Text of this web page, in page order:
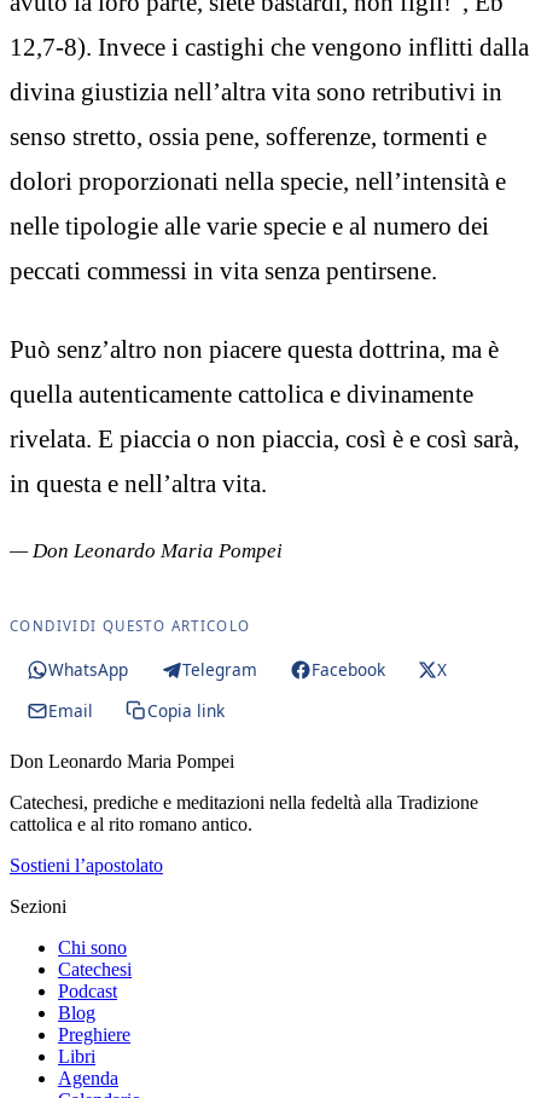
12,7-8). Invece i castighi che vengono inflitti dalla
divina giustizia nell’altra vita sono retributivi in
senso stretto, ossia pene, sofferenze, tormenti e
dolori proporzionati nella specie, nell’intensità e
nelle tipologie alle varie specie e al numero dei
peccati commessi in vita senza pentirsene.
Può senz’altro non piacere questa dottrina, ma è
quella autenticamente cattolica e divinamente
rivelata. E piaccia o non piaccia, così è e così sarà,
in questa e nell’altra vita.
— Don Leonardo Maria Pompei
CONDIVIDI QUESTO ARTICOLO
WhatsApp Telegram Facebook
X
Email
Copia link
Don Leonardo Maria Pompei
Catechesi, prediche e meditazioni nella fedeltà alla Tradizione
cattolica e al rito romano antico.
Sostieni l’apostolato
Sezioni
Chi sono
Catechesi
Podcast
Blog
Preghiere
Libri
Agenda